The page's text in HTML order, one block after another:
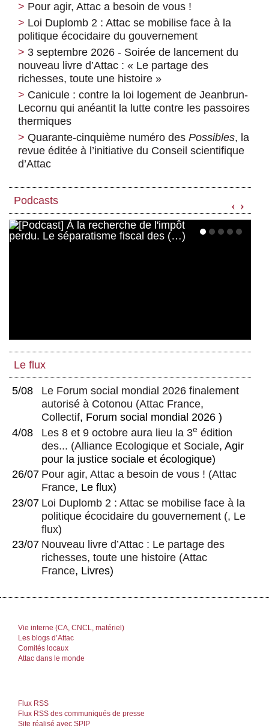
Pour agir, Attac a besoin de vous !
Loi Duplomb 2 : Attac se mobilise face à la
politique écocidaire du gouvernement
3 septembre 2026 - Soirée de lancement du
nouveau livre d’Attac : « Le partage des
richesses, toute une histoire »
Canicule : contre la loi logement de Jeanbrun-
Lecornu qui anéantit la lutte contre les passoires
thermiques
Quarante-cinquième numéro des Possibles, la
revue éditée à l’initiative du Conseil scientifique
d’Attac
Podcasts ‹ ›
Le flux
5/08
Le Forum social mondial 2026 finalement
autorisé à Cotonou (Attac France,
Collectif, Forum social mondial 2026 )
4/08
Les 8 et 9 octobre aura lieu la 3e édition
des... (Alliance Ecologique et Sociale, Agir
pour la justice sociale et écologique)
26/07 Pour agir, Attac a besoin de vous ! (Attac
France, Le flux)
23/07 Loi Duplomb 2 : Attac se mobilise face à la
politique écocidaire du gouvernement (, Le
flux)
23/07 Nouveau livre d’Attac : Le partage des
richesses, toute une histoire (Attac
France, Livres)
Vie interne (CA, CNCL, matériel)
Les blogs d’Attac
Comités locaux
Attac dans le monde
Flux RSS
Flux RSS des communiqués de presse
Site réalisé avec SPIP